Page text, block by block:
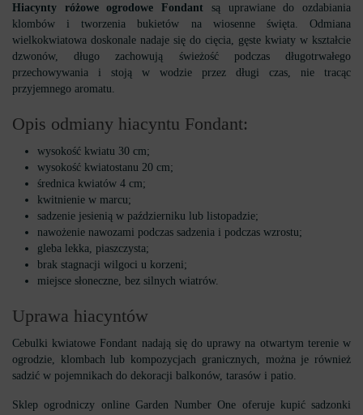
Hiacynty różowe ogrodowe Fondant są uprawiane do ozdabiania
klombów i tworzenia bukietów na wiosenne święta. Odmiana
wielkokwiatowa doskonale nadaje się do cięcia, gęste kwiaty w kształcie
dzwonów, długo zachowują świeżość podczas długotrwałego
przechowywania i stoją w wodzie przez długi czas, nie tracąc
przyjemnego aromatu.
Opis odmiany hiacyntu Fondant:
wysokość kwiatu 30 cm;
wysokość kwiatostanu 20 cm;
średnica kwiatów 4 cm;
kwitnienie w marcu;
sadzenie jesienią w październiku lub listopadzie;
nawożenie nawozami podczas sadzenia i podczas wzrostu;
gleba lekka, piaszczysta;
brak stagnacji wilgoci u korzeni;
miejsce słoneczne, bez silnych wiatrów.
Uprawa hiacyntów
Cebulki kwiatowe Fondant nadają się do uprawy na otwartym terenie w
ogrodzie, klombach lub kompozycjach granicznych, można je również
sadzić w pojemnikach do dekoracji balkonów, tarasów i patio.
Sklep ogrodniczy online Garden Number One oferuje kupić sadzonki